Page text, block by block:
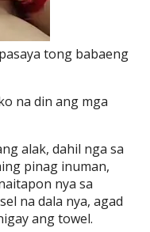
tong babaeng
na din ang mga
alak, dahil nga sa
pinag inuman,
nya sa
na dala nya, agad
ang towel.